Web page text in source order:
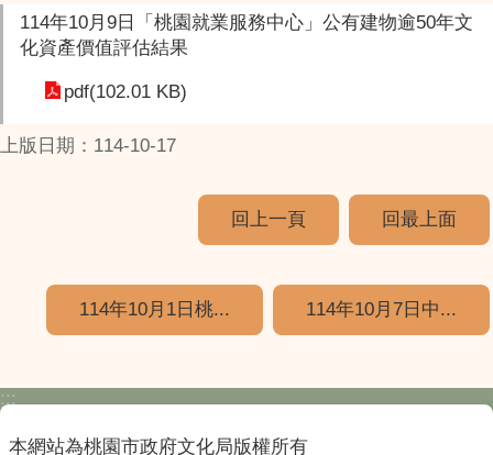
114年10月9日「桃園就業服務中心」公有建物逾50年文
化資產價值評估結果
pdf(102.01 KB)
上版日期：114-10-17
回上一頁 回最上面
114年10月1日桃... 114年10月7日中...
:::
本網站為桃園市政府文化局版權所有